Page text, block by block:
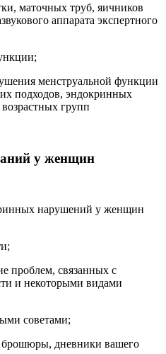
маточных труб, яичников
аппарата экспертного
менструальной функции
подходов, эндокринных
групп
у женщин
нарушений у женщин
проблем, связанных с
и некоторыми видами
советами;
дневники вашего